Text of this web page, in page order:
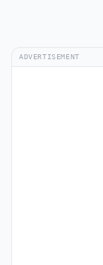
ADVERTISEMENT